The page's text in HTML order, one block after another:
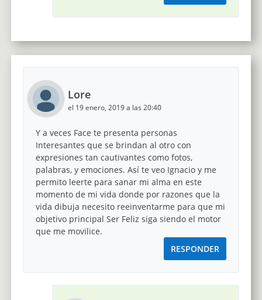
Lore
el 19 enero, 2019 a las 20:40
Y a veces Face te presenta personas
Interesantes que se brindan al otro con
expresiones tan cautivantes como fotos,
palabras, y emociones. Así te veo Ignacio y me
permito leerte para sanar mi alma en este
momento de mi vida donde por razones que la
vida dibuja necesito reeinventarme para que mi
objetivo principal Ser Feliz siga siendo el motor
que me movilice.
RESPONDER